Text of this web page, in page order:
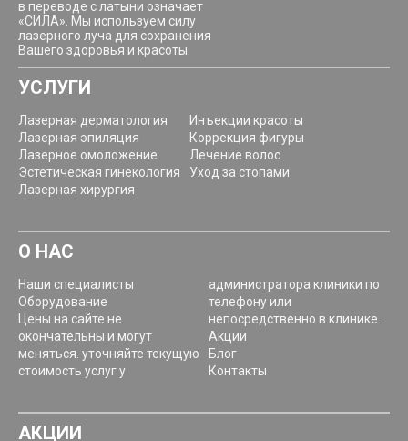
в переводе с латыни означает
«СИЛА». Мы используем силу
лазерного луча для сохранения
Вашего здоровья и красоты.
УСЛУГИ
Лазерная дерматология
Лазерная эпиляция
Лазерное омоложение
Эстетическая гинекология
Лазерная хирургия
Инъекции красоты
Коррекция фигуры
Лечение волос
Уход за стопами
О НАС
Наши специалисты
Оборудование
Цены на сайте не
окончательны и могут
меняться. уточняйте текущую
стоимость услуг у
администратора клиники по
телефону или
непосредственно в клинике.
Акции
Блог
Контакты
АКЦИИ